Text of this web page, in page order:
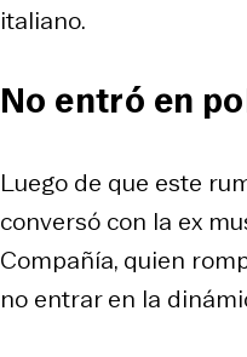
italiano.
No entró en
Luego de que este
conversó con la ex
Compañía, quien
no entrar en la